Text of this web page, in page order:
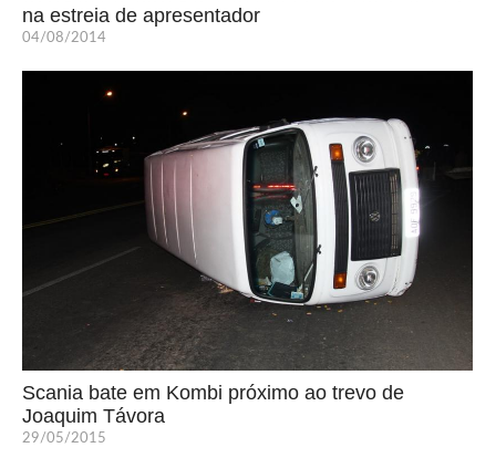
na estreia de apresentador
04/08/2014
Scania bate em Kombi próximo ao trevo de
Joaquim Távora
29/05/2015